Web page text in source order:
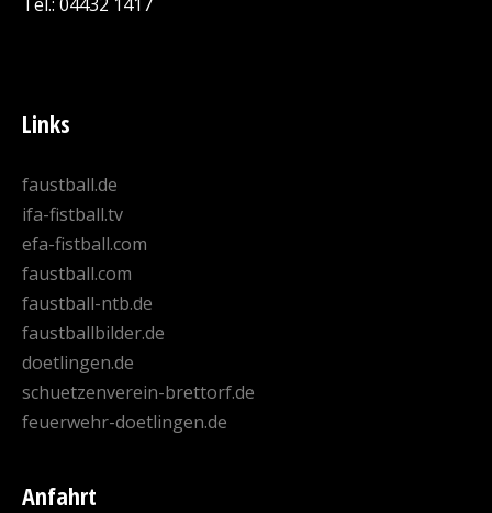
Links
faustball.de
ifa-fistball.tv
efa-fistball.com
faustball.com
faustball-ntb.de
faustballbilder.de
doetlingen.de
schuetzenverein-brettorf.de
feuerwehr-doetlingen.de
Anfahrt